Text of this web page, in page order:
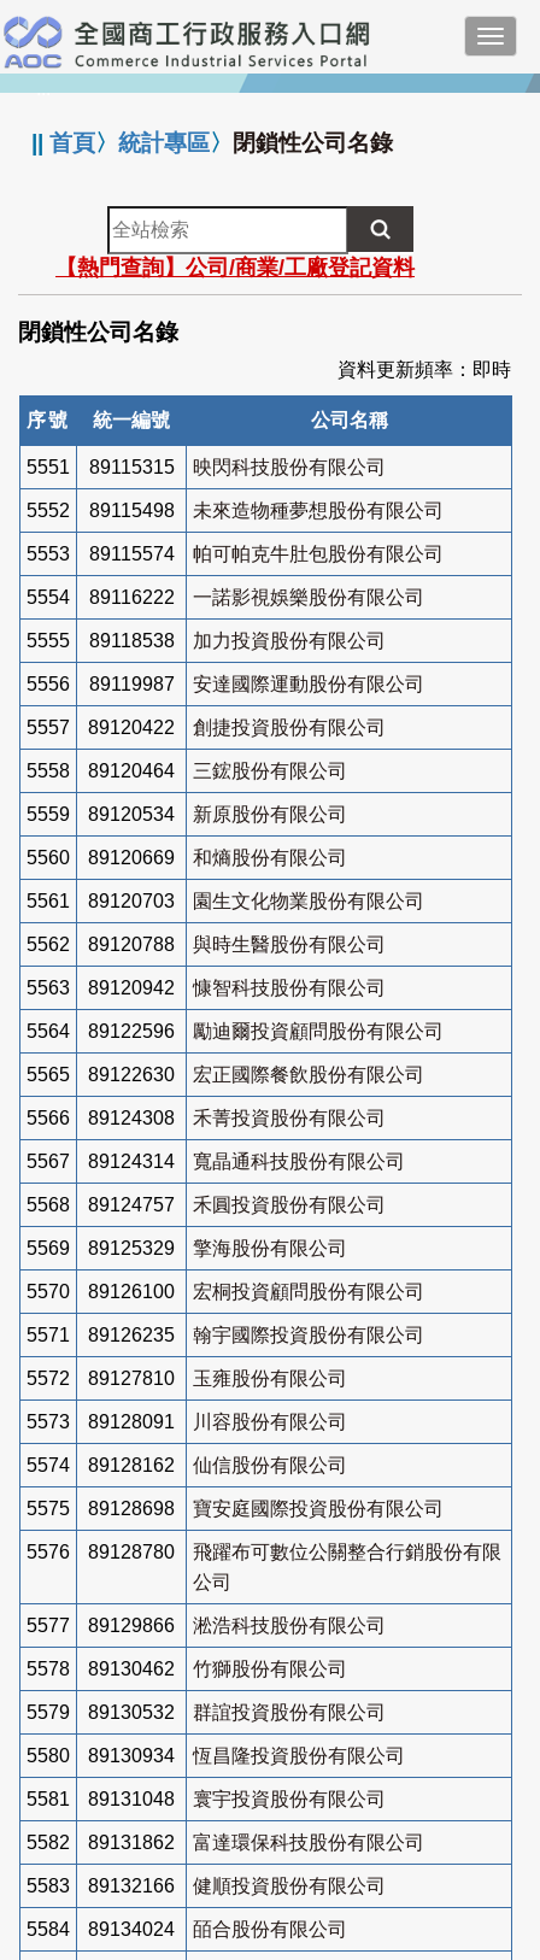
跳
到
主
要
:::
||首頁〉統計專區〉 閉鎖性公司名錄
全
站
檢
索
【熱門查詢】公司/商業/工廠登記資料
閉鎖性公司名錄
資料更新頻率：即時
序號 統一編號 公司名稱
5551 89115315 映閃科技股份有限公司
5552 89115498 未來造物種夢想股份有限公司
5553 89115574 帕可帕克牛肚包股份有限公司
5554 89116222 一諾影視娛樂股份有限公司
5555 89118538 加力投資股份有限公司
5556 89119987 安達國際運動股份有限公司
5557 89120422 創捷投資股份有限公司
5558 89120464 三鋐股份有限公司
5559 89120534 新原股份有限公司
5560 89120669 和熵股份有限公司
5561 89120703 園生文化物業股份有限公司
5562 89120788 與時生醫股份有限公司
5563 89120942 慷智科技股份有限公司
5564 89122596 勵迪爾投資顧問股份有限公司
5565 89122630 宏正國際餐飲股份有限公司
5566 89124308 禾菁投資股份有限公司
5567 89124314 寬晶通科技股份有限公司
5568 89124757 禾圓投資股份有限公司
5569 89125329 擎海股份有限公司
5570 89126100 宏桐投資顧問股份有限公司
5571 89126235 翰宇國際投資股份有限公司
5572 89127810 玉雍股份有限公司
5573 89128091 川容股份有限公司
5574 89128162 仙信股份有限公司
5575 89128698 寶安庭國際投資股份有限公司
5576 89128780
飛躍布可數位公關整合行銷股份有限
公司
5577 89129866 淞浩科技股份有限公司
5578 89130462 竹獅股份有限公司
5579 89130532 群誼投資股份有限公司
5580 89130934 恆昌隆投資股份有限公司
5581 89131048 寰宇投資股份有限公司
5582 89131862 富達環保科技股份有限公司
5583 89132166 健順投資股份有限公司
5584 89134024 皕合股份有限公司